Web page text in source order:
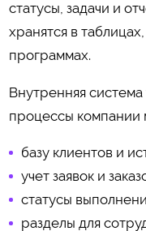
статусы, задачи и
хранятся в
программах.
Внутренняя
процессы компании
базу клиентов и
учет заявок и
статусы
разделы для